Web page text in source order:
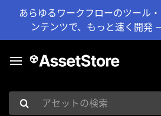
あらゆるワークフローのツール
ンテンツで、もっと速く開発
アセットの検索